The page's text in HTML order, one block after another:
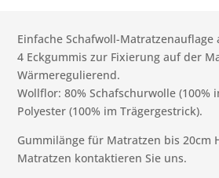
Einfache Schafwoll-Matratzenauflage
4 Eckgummis zur Fixierung auf der
Wärmeregulierend.
Wollflor: 80% Schafschurwolle (100%
Polyester (100% im Trägergestrick).
Gummilänge für Matratzen bis 20cm
Matratzen kontaktieren Sie uns.